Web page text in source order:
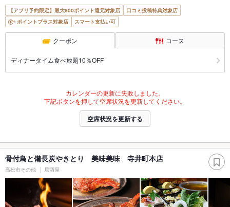
【アプリ予約限定】最大800ポイント還元対象店
口コミ投稿特典対象店
ポイントプラス対象店
スマート支払い可
クーポン コース
ディナータイム食べ放題10％OFF
カレンダーの更新に失敗しました。
下記ボタンを押して空席状況を更新してください。
空席状況を更新する
骨付鳥と備長炭やきとり 美味美味 寺井町本店
高松市その他 居酒屋